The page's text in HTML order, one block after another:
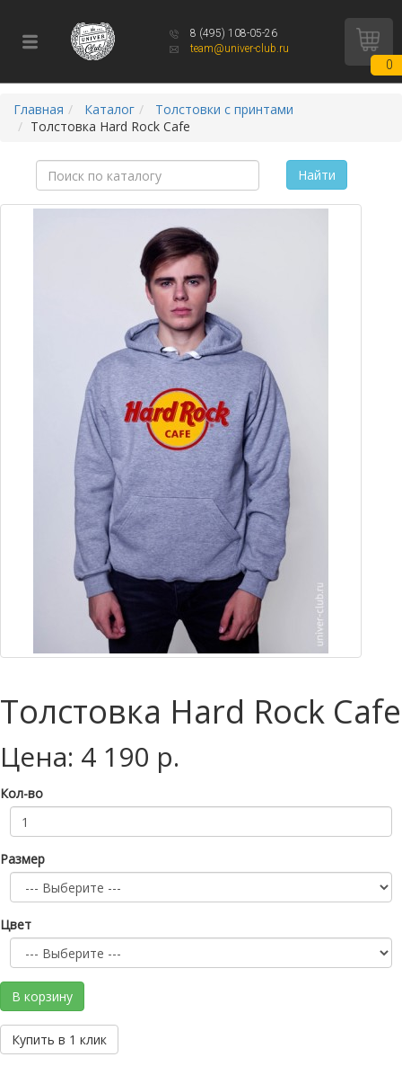
8 (495) 108-05-26
team@univer-club.ru
0
Главная Каталог
Толстовки с принтами
Толстовка Hard Rock Cafe
Найти
Толстовка Hard Rock Cafe
Цена: 4 190 р.
Кол-во
Размер
Цвет
В корзину
Купить в 1 клик